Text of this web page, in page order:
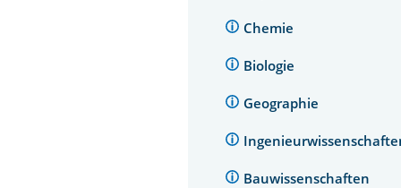
Chemie
Biologie
Geographie
Bauwissenschaften